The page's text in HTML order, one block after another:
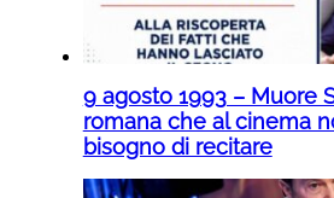
9 agosto 1993 – Muore
romana che al cinema
bisogno di recitare